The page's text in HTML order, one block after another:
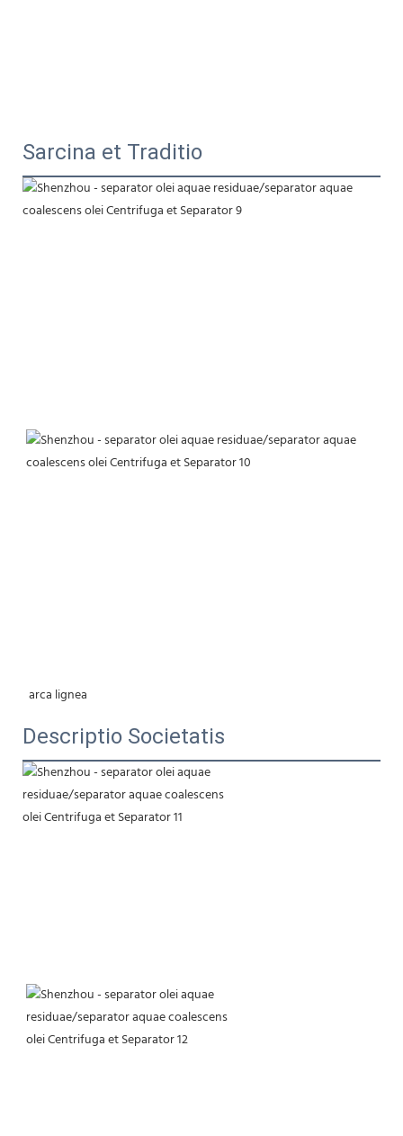
Sarcina et Traditio
arca lignea
Descriptio Societatis